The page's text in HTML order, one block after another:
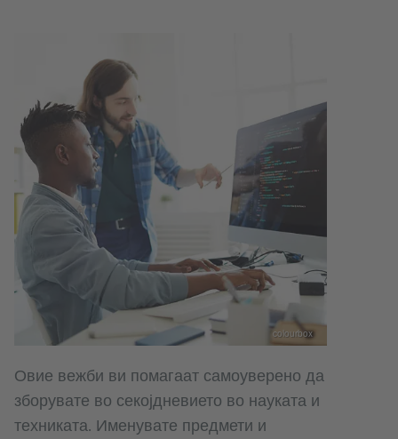
colourbox
Овие вежби ви помагаат самоуверено да
зборувате во секојдневието во науката и
техниката. Именувате предмети и